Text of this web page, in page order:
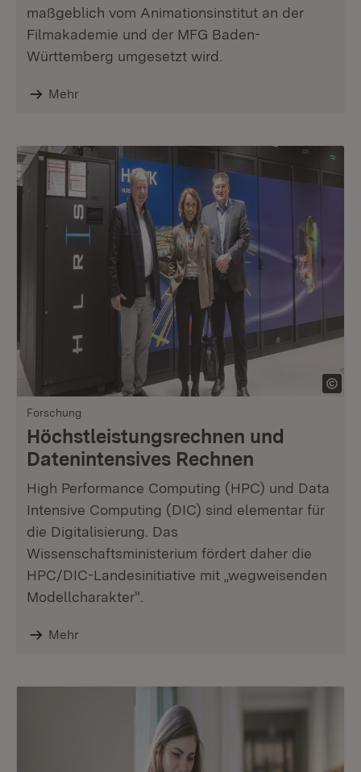
maßgeblich vom Animationsinstitut an der
Filmakademie und der MFG Baden-
Württemberg umgesetzt wird.
Mehr
Forschung
Höchstleistungsrechnen und
Datenintensives Rechnen
High Performance Computing (HPC) und Data
Intensive Computing (DIC) sind elementar für
die Digitalisierung. Das
Wissenschaftsministerium fördert daher die
HPC/DIC-Landesinitiative mit „wegweisenden
Modellcharakter".
Mehr